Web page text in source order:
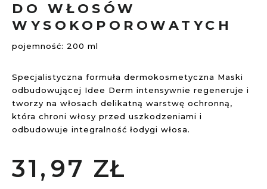
DO WŁOSÓW
WYSOKOPOROWATYCH
pojemność: 200 ml
Specjalistyczna formuła dermokosmetyczna Maski
odbudowującej Idee Derm intensywnie regeneruje i
tworzy na włosach delikatną warstwę ochronną,
która chroni włosy przed uszkodzeniami i
odbudowuje integralność łodygi włosa.
31, 97 ZŁ
galerii